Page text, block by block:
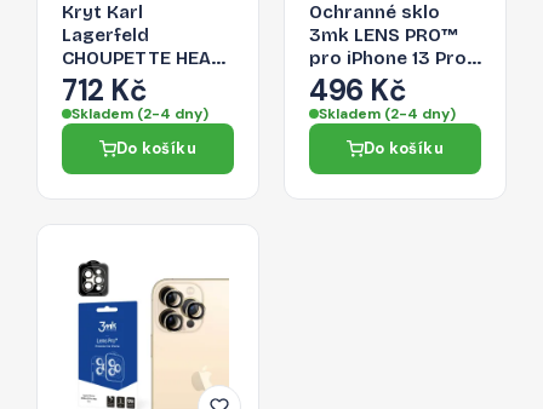
Kryt Karl
Lagerfeld
CHOUPETTE HEAD
pro iPhone 13 Pro
Max - růžový
712 Kč
Skladem (2-4 dny)
Do košíku
Ochranné sklo
3mk LENS PRO™
pro iPhone 13 Pro
Max / 13 Pro -
stříbrná
496 Kč
Skladem (2-4 dny)
Do košíku